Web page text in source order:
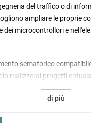
del traffico o di
ampliare le proprie
dei microcontrollori e
semaforico
realizzerai progetti
tecnologia di controllo
appassionati di tecnologia!
di più